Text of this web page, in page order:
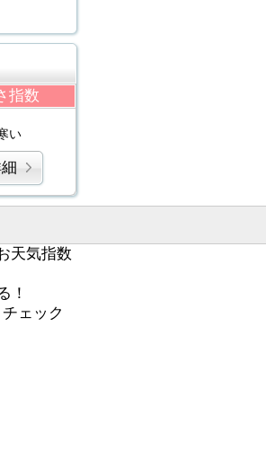
指数
い
天気指数
！
ェック